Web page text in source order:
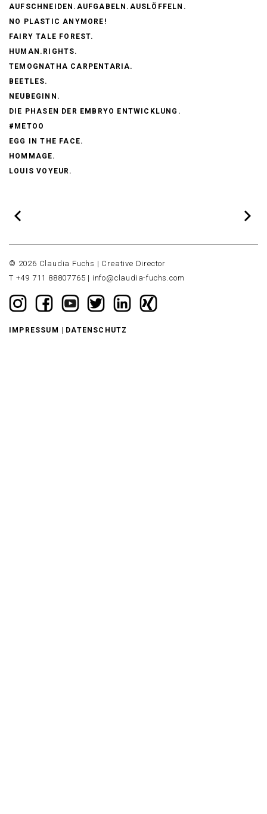
AUFSCHNEIDEN.AUFGABELN.AUSLÖFFELN.
NO PLASTIC ANYMORE!
FAIRY TALE FOREST.
HUMAN.RIGHTS.
TEMOGNATHA CARPENTARIA.
BEETLES.
NEUBEGINN.
DIE PHASEN DER EMBRYO ENTWICKLUNG.
#METOO
EGG IN THE FACE.
HOMMAGE.
LOUIS VOYEUR.
© 2026 Claudia Fuchs | Creative Director
T +49 711 88807765 | info@claudia-fuchs.com
IMPRESSUM | DATENSCHUTZ